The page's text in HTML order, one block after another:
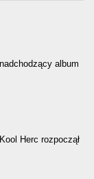
album
Herc rozpoczął